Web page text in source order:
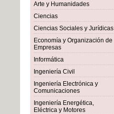
Arte y Humanidades
Ciencias
Ciencias Sociales y Jurídicas
Economía y Organización de
Empresas
Informática
Ingeniería Civil
Ingeniería Electrónica y
Comunicaciones
Ingeniería Energética,
Eléctrica y Motores